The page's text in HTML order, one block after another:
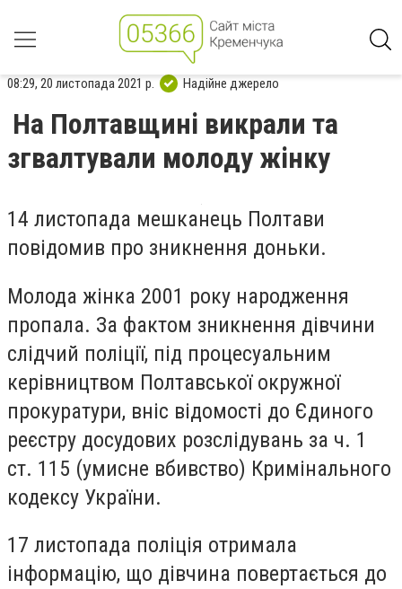
08:29, 20 листопада 2021 р. Надійне джерело
На Полтавщині викрали та
згвалтували молоду жінку
14 листопада мешканець Полтави
повідомив про зникнення доньки.
Молода жінка 2001 року народження
пропала. За фактом зникнення дівчини
слідчий поліції, під процесуальним
керівництвом Полтавської окружної
прокуратури, вніс відомості до Єдиного
реєстру досудових розслідувань за ч. 1
ст. 115 (умисне вбивство) Кримінального
кодексу України.
17 листопада поліція отримала
інформацію, що дівчина повертається до